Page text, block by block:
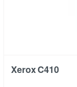
Xerox C410